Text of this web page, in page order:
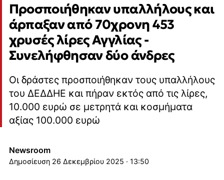
Προσποιήθηκαν υπαλλήλους και
άρπαξαν από 70χρονη 453
χρυσές λίρες Αγγλίας -
Συνελήφθησαν δύο άνδρες
Οι δράστες προσποιήθηκαν τους υπαλλήλους
του ΔΕΔΔΗΕ και πήραν εκτός από τις λίρες,
10.000 ευρώ σε μετρητά και κοσμήματα
αξίας 100.000 ευρώ
Newsroom
26 Δεκεμβρίου 2025 · 13:50